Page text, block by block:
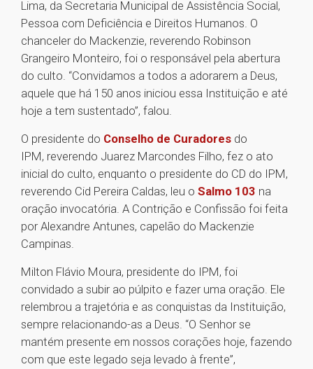
Lima, da Secretaria Municipal de Assistência Social,
Pessoa com Deficiência e Direitos Humanos. O
chanceler do Mackenzie, reverendo Robinson
Grangeiro Monteiro, foi o responsável pela abertura
do culto. “Convidamos a todos a adorarem a Deus,
aquele que há 150 anos iniciou essa Instituição e até
hoje a tem sustentado”, falou.
O presidente do Conselho de Curadores do
IPM, reverendo Juarez Marcondes Filho, fez o ato
inicial do culto, enquanto o presidente do CD do IPM,
reverendo Cid Pereira Caldas, leu o Salmo 103 na
oração invocatória. A Contrição e Confissão foi feita
por Alexandre Antunes, capelão do Mackenzie
Campinas.
Milton Flávio Moura, presidente do IPM, foi
convidado a subir ao púlpito e fazer uma oração. Ele
relembrou a trajetória e as conquistas da Instituição,
sempre relacionando-as a Deus. “O Senhor se
mantém presente em nossos corações hoje, fazendo
com que este legado seja levado à frente”,